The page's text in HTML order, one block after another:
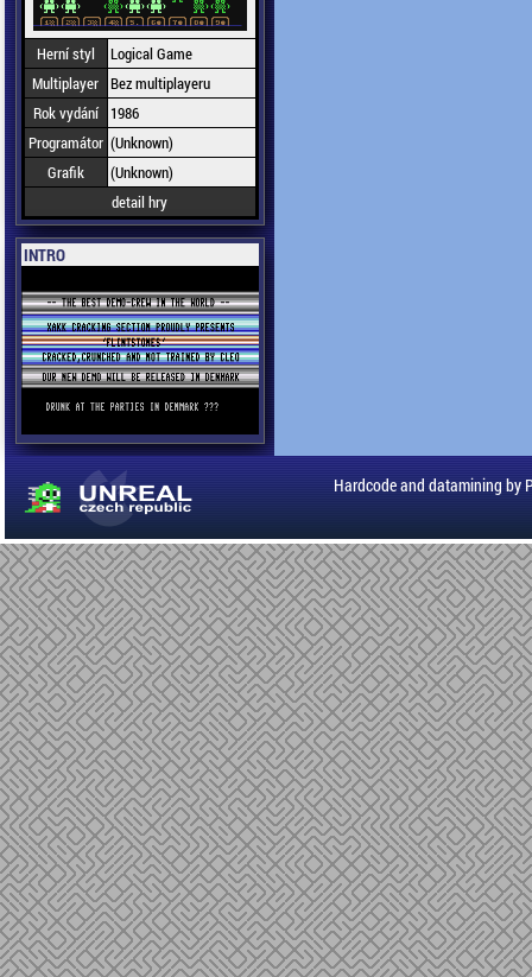
Herní styl
Logical Game
Multiplayer Bez multiplayeru
Rok vydání
1986
Programátor (Unknown)
Grafik
(Unknown)
detail hry
INTRO
Hardcode and datamining by